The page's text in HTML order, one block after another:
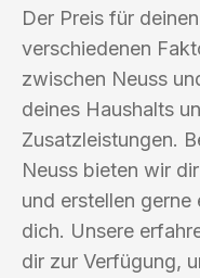
Der Preis für
verschiedenen
zwischen Neuss
deines Haushalts
Zusatzleistungen.
Neuss bieten wir
und erstellen
dich. Unsere
dir zur Verfügung,